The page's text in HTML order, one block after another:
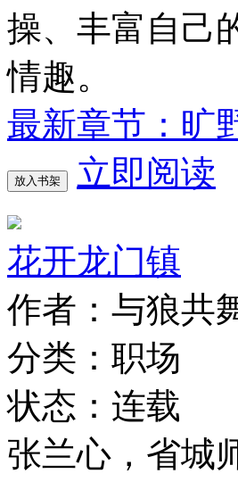
操、丰富自己
情趣。
最新章节：旷
放入书架 立即阅读
花开龙门镇
作者：与狼共
分类：职场
状态：连载
张兰心，省城